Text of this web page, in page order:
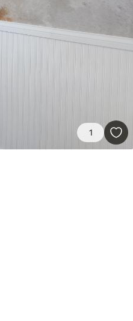
1